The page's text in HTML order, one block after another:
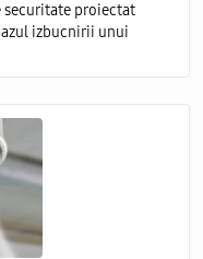
securitate proiectat
izbucnirii unui